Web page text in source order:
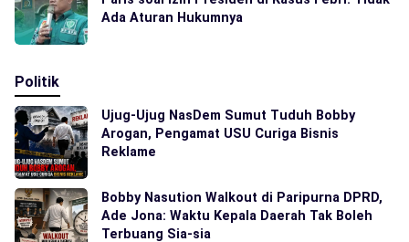
Ada Aturan Hukumnya
Politik
Ujug-Ujug NasDem Sumut Tuduh Bobby
Arogan, Pengamat USU Curiga Bisnis
Reklame
Bobby Nasution Walkout di Paripurna DPRD,
Ade Jona: Waktu Kepala Daerah Tak Boleh
Terbuang Sia-sia